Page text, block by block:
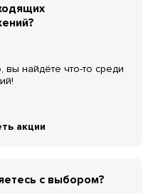
найдёте что-то среди
акции
с выбором?